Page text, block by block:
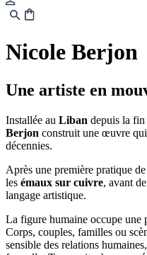
Nicole Berjon
Une artiste en
Installée au Liban depuis la fin
Berjon construit une œuvre
décennies.
Après une première pratique
les émaux sur cuivre, avant
langage artistique.
La figure humaine occupe une
Corps, couples, familles ou
sensible des relations